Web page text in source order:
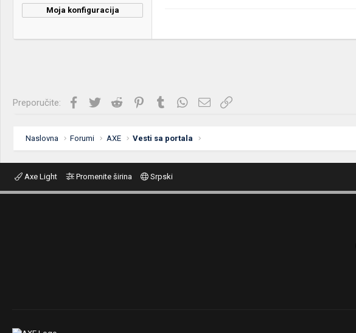
Moja konfiguracija
Preporučite: Facebook
Twitter Reddit PinterestTumblrWhatsApp
Imejl Link
Naslovna Forumi AXE Vesti sa portala
Axe Light Promenite širina Srpski